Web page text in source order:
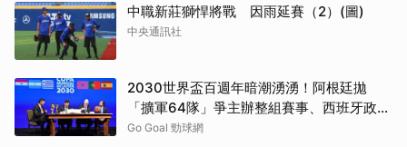
中職新莊獅悍將戰 因雨延賽（2）(圖)
中央通訊社
2030世界盃百週年暗潮湧湧！阿根廷拋
「擴軍64隊」爭主辦整組賽事、西班牙政壇
為冠軍賽角力爆內鬥
Go Goal 勁球網